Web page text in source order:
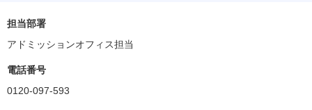
保健医療学部
担当部署
アドミッションオフィス担当
電話番号
0120-097-593